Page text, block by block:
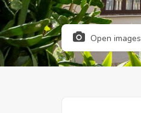
Open images